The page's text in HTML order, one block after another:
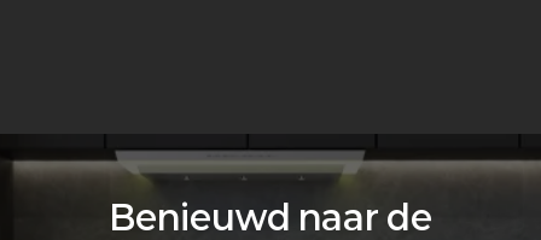
Benieuwd naar de